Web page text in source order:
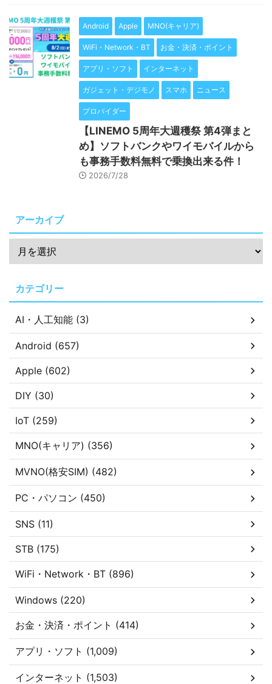
Android Apple MNO(キャリア)
WiFi・Network・BT お金・決済・ポイント
アプリ・ソフト インターネット
ガジェット・デジモノ スマホ ニュース
プロバイダー
【LINEMO 5周年大週穫祭 第4弾まと
め】ソフトバンクやワイモバイルから
も事務手数料無料で乗換出来る件！
2026/7/28
アーカイブ
カテゴリー
AI・人工知能 (3)
Android (657)
Apple (602)
DIY (30)
IoT (259)
MNO(キャリア) (356)
MVNO(格安SIM) (482)
PC・パソコン (450)
SNS (11)
STB (175)
WiFi・Network・BT (896)
Windows (220)
お金・決済・ポイント (414)
アプリ・ソフト (1,009)
インターネット (1,503)